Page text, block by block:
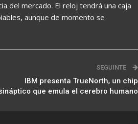
del mercado. El reloj tendrá una caja
aunque de momento se
SEGUINTE
IBM presenta TrueNorth, un chip
que emula el cerebro humano